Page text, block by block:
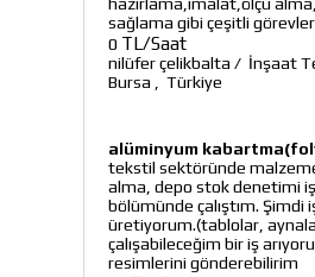
sağlama gibi çeşitli
0 TL/Saat
nilüfer çelikbalta / İnşaat
Bursa
Türkiye
alüminyum
tekstil sektöründe
alma, depo stok denetimi
bölümünde çalıştım.
üretiyorum.(tablolar,
çalışabileceğim bir iş
resimlerini gönderebilirim